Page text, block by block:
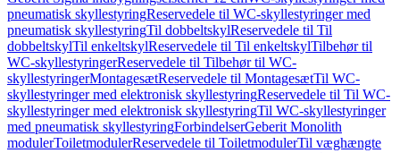
pneumatisk skyllestyringReservedele til WC-skyllestyringer med
pneumatisk skyllestyringTil dobbeltskylReservedele til Til
dobbeltskylTil enkeltskylReservedele til Til enkeltskylTilbehør til
WC-skyllestyringerReservedele til Tilbehør til WC-
skyllestyringerMontagesætReservedele til MontagesætTil WC-
skyllestyringer med elektronisk skyllestyringReservedele til Til WC-
skyllestyringer med elektronisk skyllestyringTil WC-skyllestyringer
med pneumatisk skyllestyringForbindelserGeberit Monolith
modulerToiletmodulerReservedele til ToiletmodulerTil væghængte